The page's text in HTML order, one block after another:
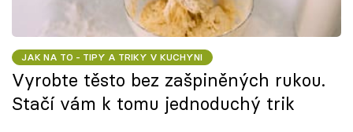
Sledujte nás
JAK NA TO - TIPY A TRIKY V KUCHYNI
Vyrobte těsto bez zašpiněných rukou.
Stačí vám k tomu jednoduchý trik